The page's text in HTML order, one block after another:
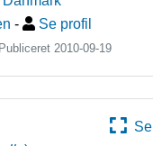
- Se profil
2010-09-19
Se